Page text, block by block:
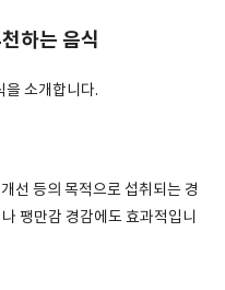
하는 음식
을 소개합니다.
선 등의 목적으로 섭취되는 경
팽만감 경감에도 효과적입니